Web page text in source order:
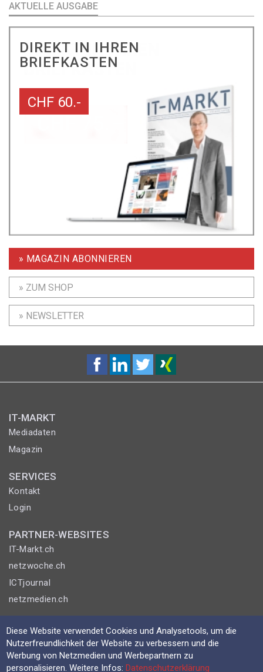
AKTUELLE AUSGABE
DIREKT IN IHREN
BRIEFKASTEN
CHF 60.-
» MAGAZIN ABONNIEREN
» ZUM SHOP
» NEWSLETTER
IT-MARKT
Mediadaten
Magazin
SERVICES
Kontakt
Login
PARTNER-WEBSITES
IT-Markt.ch
netzwoche.ch
ICTjournal
netzmedien.ch
© NETZMEDIEN AG 2026
Impressum
AGB
Diese Website verwendet Cookies und Analysetools, um die
Nutzerfreundlichkeit der Website zu verbessern und die
Werbung von Netzmedien und Werbepartnern zu
personalisieren. Weitere Infos:Datenschutzerklärung